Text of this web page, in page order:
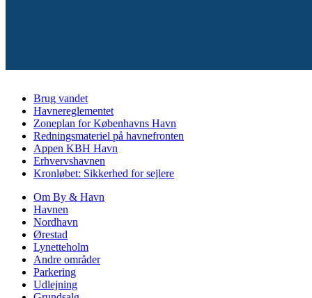
Brug vandet
Havnereglementet
Zoneplan for Københavns Havn
Redningsmateriel på havnefronten
Appen KBH Havn
Erhvervshavnen
Kronløbet: Sikkerhed for sejlere
Om By & Havn
Havnen
Nordhavn
Ørestad
Lynetteholm
Andre områder
Parkering
Udlejning